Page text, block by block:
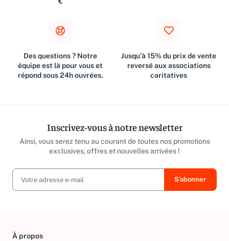
Des questions ? Notre
équipe est là pour vous et
répond sous 24h ouvrées.
Jusqu'à 15% du prix de vente
reversé aux associations
caritatives
Inscrivez-vous à notre newsletter
Ainsi, vous serez tenu au courant de toutes nos promotions
exclusives, offres et nouvelles arrivées !
À propos